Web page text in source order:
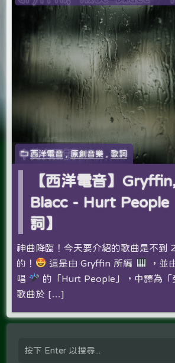
西洋電音,原創音樂 歌詞
【西洋電音】
Blacc - Hurt People
詞】
神曲降臨！今天要介紹的歌曲是不到
的！
這是由 Gryffin 所編
，並
唱
的「Hurt People」，中譯為「
歌曲於 […]